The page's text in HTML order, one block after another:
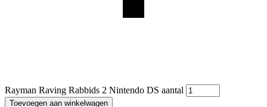
Rayman Raving Rabbids 2 Nintendo DS aantal
Toevoegen aan winkelwagen